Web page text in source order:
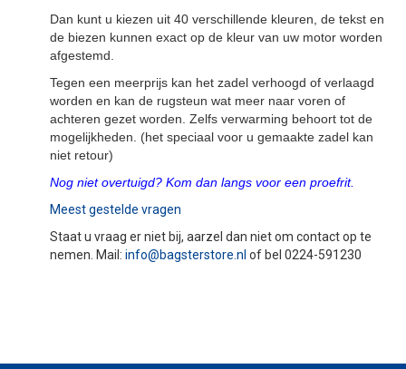
Dan kunt u kiezen uit 40 verschillende kleuren, de tekst en
de biezen kunnen exact op de kleur van uw motor worden
afgestemd.
Tegen een meerprijs kan het zadel verhoogd of verlaagd
worden en kan de rugsteun wat meer naar voren of
achteren gezet worden. Zelfs verwarming behoort tot de
mogelijkheden. (het speciaal voor u gemaakte zadel kan
niet retour)
Nog niet overtuigd? Kom dan langs voor een proefrit.
Meest gestelde vragen
Staat u vraag er niet bij, aarzel dan niet om contact op te
nemen. Mail: info@bagsterstore.nl of bel 0224-591230